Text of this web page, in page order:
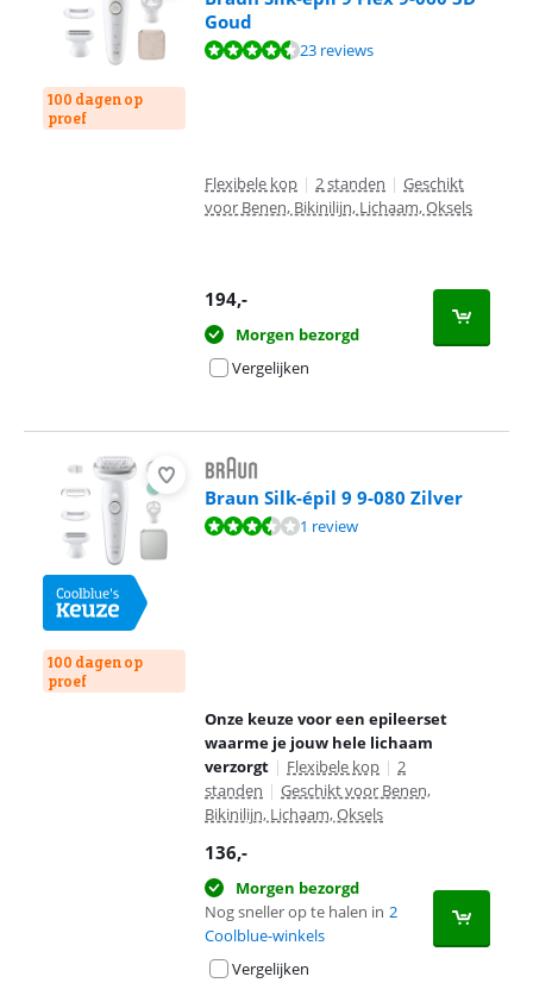
100 dagen op
proef
Goud
Beoordeling is 8,7 van de 10, gebaseerd op 23 reviews.
23 reviews
Flexibele kop | 2 standen | Geschikt
voor Benen, Bikinilijn, Lichaam, Oksels
194,-
Morgen bezorgd
Vergelijken
100 dagen op
proef
Braun Silk-épil 9 9-080 Zilver
Beoordeling is 7,2 van de 10, gebaseerd op 1 review.
1 review
Onze keuze voor een epileerset
waarme je jouw hele lichaam
verzorgt | Flexibele kop | 2
standen | Geschikt voor Benen,
Bikinilijn, Lichaam, Oksels
136,-
Morgen bezorgd
Nog sneller op te halen in 2
Coolblue-winkels
Vergelijken